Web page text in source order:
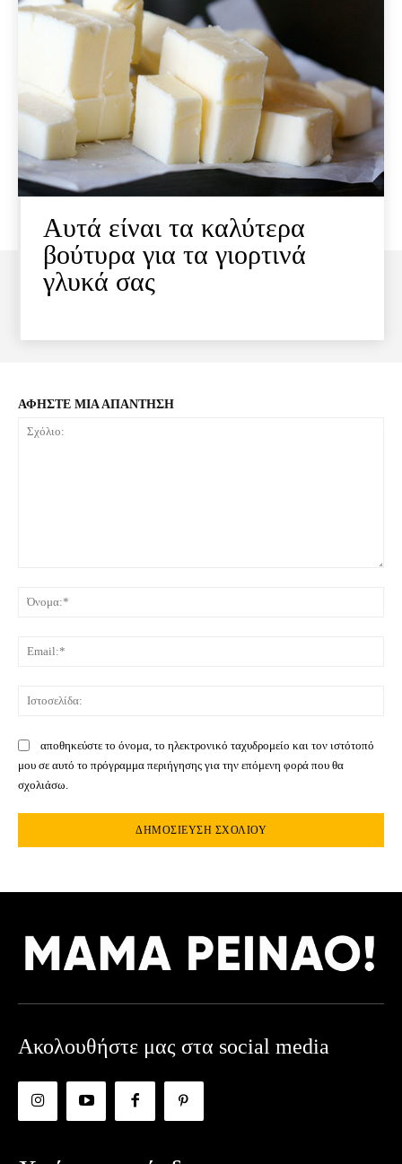
Αυτά είναι τα καλύτερα
βούτυρα για τα γιορτινά
γλυκά σας
ΑΦΗΣΤΕ ΜΙΑ ΑΠΑΝΤΗΣΗ
αποθηκεύστε το όνομα, το ηλεκτρονικό ταχυδρομείο και τον ιστότοπό
μου σε αυτό το πρόγραμμα περιήγησης για την επόμενη φορά που θα
σχολιάσω.
Ακολουθήστε μας στα social media